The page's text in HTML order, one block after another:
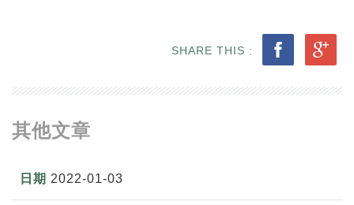
SHARE THIS :
其他文章
2022-01-03